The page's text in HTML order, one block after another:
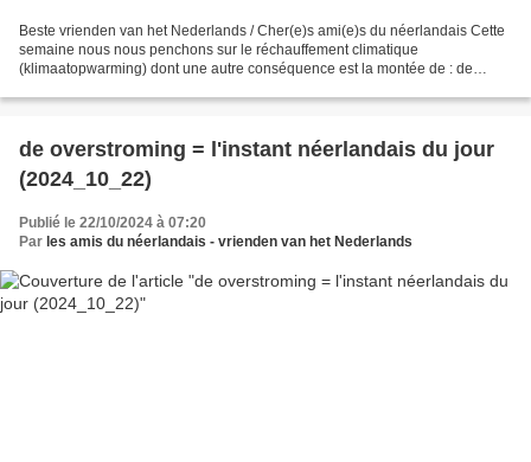
Beste vrienden van het Nederlands / Cher(e)s ami(e)s du néerlandais Cette
semaine nous nous penchons sur le réchauffement climatique
(klimaatopwarming) dont une autre conséquence est la montée de : de
de overstroming = l'instant néerlandais du jour
(2024_10_22)
Publié le 22/10/2024 à 07:20
Par les amis du néerlandais - vrienden van het Nederlands